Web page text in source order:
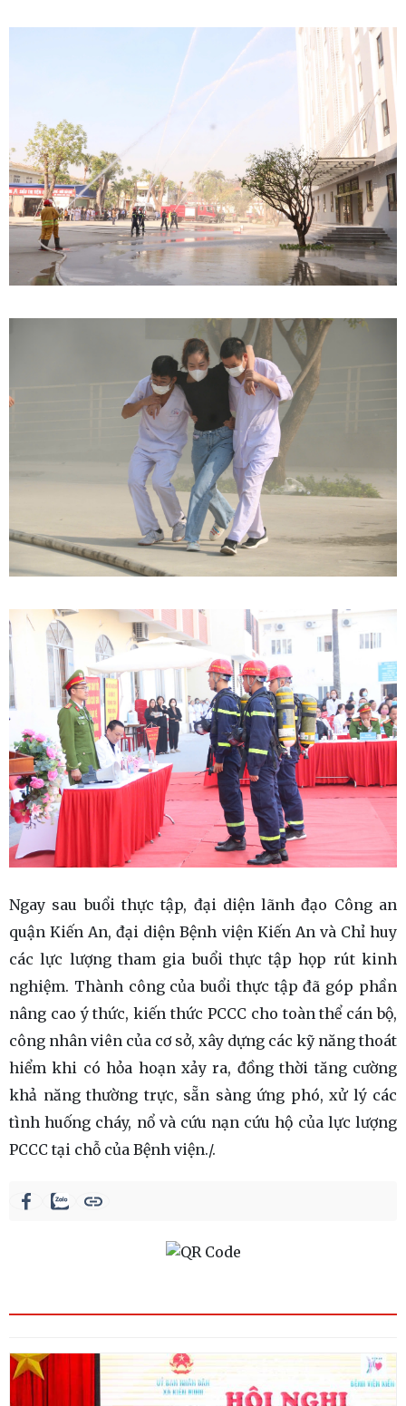
Ngay sau buổi thực tập, đại diện lãnh đạo Công an
quận Kiến An, đại diện Bệnh viện Kiến An và Chỉ huy
các lực lượng tham gia buổi thực tập họp rút kinh
nghiệm. Thành công của buổi thực tập đã góp phần
nâng cao ý thức, kiến thức PCCC cho toàn thể cán bộ,
công nhân viên của cơ sở, xây dựng các kỹ năng thoát
hiểm khi có hỏa hoạn xảy ra, đồng thời tăng cường
khả năng thường trực, sẵn sàng ứng phó, xử lý các
tình huống cháy, nổ và cứu nạn cứu hộ của lực lượng
PCCC tại chỗ của Bệnh viện./.